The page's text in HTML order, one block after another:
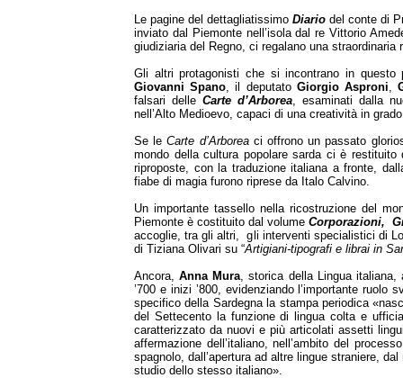
Le pagine del dettagliatissimoDiario del conte di
inviato dal Piemonte nell’isola dal re Vittorio
giudiziaria del Regno, ci regalano una straordinaria
Gli altri protagonisti che si incontrano in
Giovanni Spano, il deputato Giorgio Asproni,
falsari delle Carte d’Arborea, esaminati dalla
nell’Alto Medioevo, capaci di una creatività in
Se leCarte d’Arboreaci offrono un passato
mondo della cultura popolare sarda ci è
riproposte, con la traduzione italiana a fronte,
fiabe di magia furono riprese da Italo Calvino.
Un importante tassello nella ricostruzione del
Piemonte è costituito dal volumeCorporazioni,
accoglie, tra gli altri, gli interventi specialistici di
di Tiziana Olivari su “Artigiani-tipografi e librai in
Ancora,Anna Mura, storica della Lingua italiana,
’700 e inizi ’800, evidenziando l’importante
specifico della Sardegna la stampa periodica
del Settecento la funzione di lingua colta e
caratterizzato da nuovi e più articolati assetti
affermazione dell’italiano, nell’ambito del
spagnolo, dall’apertura ad altre lingue straniere,
studio dello stesso italiano».